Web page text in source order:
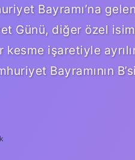
Bayramı’na
Günü, diğer özel
kesme işaretiyle
Bayramının